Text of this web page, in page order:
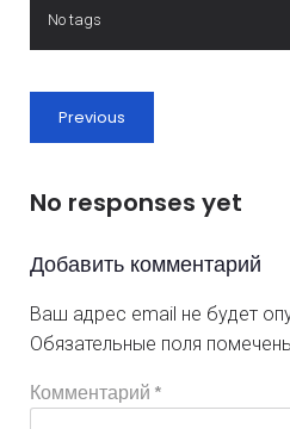
No tags
Previous
No responses yet
Добавить комментарий
Ваш адрес email не будет
Обязательные поля
Комментарий *